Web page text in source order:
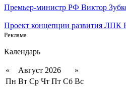
Премьер-министр РФ Виктор
Проект концепции развития ЛПК
Реклама.
Календарь
« Август 2026
»
Пн Вт Ср Чт Пт Сб Вс